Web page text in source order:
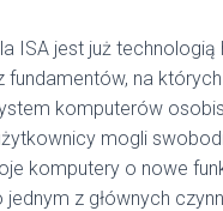
ISA jest już technologią
fundamentów, na
komputerów
mogli
komputery o nowe
jednym z głównych